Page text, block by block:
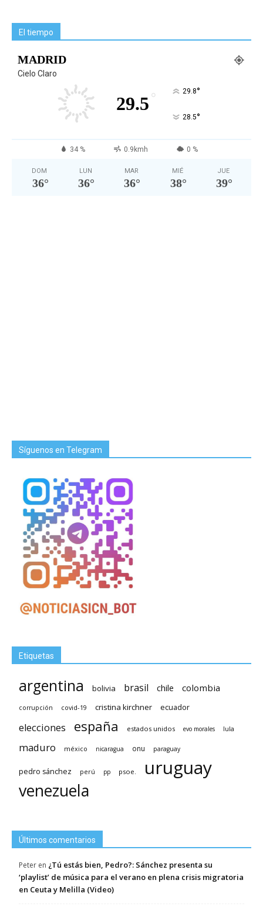
El tiempo
MADRID
Cielo Claro
29.5 ° 29.8°
28.5°
34 % 0.9kmh 0 %
DOM
36°
LUN
36°
MAR
36°
MIÉ
38°
JUE
39°
Síguenos en Telegram
Etiquetas
argentina bolivia brasil chile colombia
corrupción covid-19 cristina kirchner ecuador
elecciones españa estados unidos evo morales lula
maduro méxico nicaragua onu paraguay
pedro sánchez perú pp psoe. uruguay
venezuela
Últimos comentarios
Peter en ¿Tú estás bien, Pedro?: Sánchez presenta su
‘playlist’ de música para el verano en plena crisis migratoria
en Ceuta y Melilla (Video)